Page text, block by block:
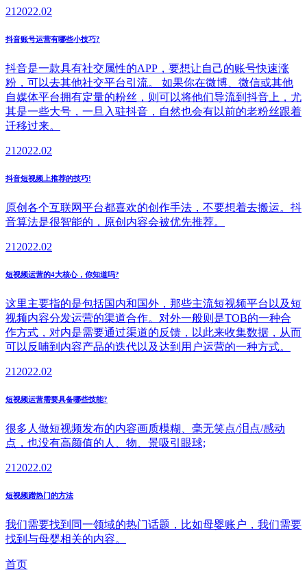
212022.02
抖音账号运营有哪些小技巧?
抖音是一款具有社交属性的APP，要想让自己的账号快速涨
粉，可以去其他社交平台引流。 如果你在微博、微信或其他
自媒体平台拥有定量的粉丝，则可以将他们导流到抖音上，尤
其是一些大号，一旦入驻抖音，自然也会有以前的老粉丝跟着
迁移过来。
21 2022.02
抖音短视频上推荐的技巧!
原创各个互联网平台都喜欢的创作手法，不要想着去搬运。抖
音算法是很智能的，原创内容会被优先推荐。
21 2022.02
短视频运营的4大核心，你知道吗?
这里主要指的是包括国内和国外，那些主流短视频平台以及短
视频内容分发运营的渠道合作。对外一般则是TOB的一种合
作方式，对内是需要通过渠道的反馈，以此来收集数据，从而
可以反哺到内容产品的迭代以及达到用户运营的一种方式。
21 2022.02
短视频运营需要具备哪些技能?
很多人做短视频发布的内容画质模糊、毫无笑点/泪点/感动
点，也没有高颜值的人、物、景吸引眼球;
21 2022.02
短视频蹭热门的方法
我们需要找到同一领域的热门话题，比如母婴账户，我们需要
找到与母婴相关的内容。
首页